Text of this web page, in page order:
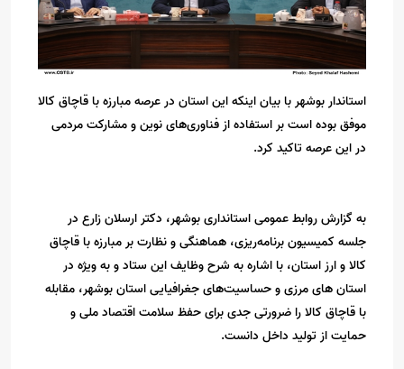
استاندار بوشهر با بیان اینکه این استان در عرصه مبارزه با قاچاق کالا
موفق بوده است بر استفاده از فناوری‌های نوین و مشارکت مردمی
در این عرصه تاکید کرد.
به گزارش روابط عمومی استانداری بوشهر، دکتر ارسلان زارع در
جلسه کمیسیون برنامه‌ریزی، هماهنگی و نظارت بر مبارزه با قاچاق
کالا و ارز استان، با اشاره به شرح وظایف این ستاد و به ویژه در
استان های مرزی و حساسیت‌های جغرافیایی استان بوشهر، مقابله
با قاچاق کالا را ضرورتی جدی برای حفظ سلامت اقتصاد ملی و
حمایت از تولید داخل دانست.